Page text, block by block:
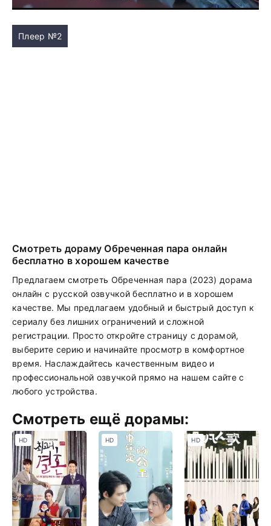
Плеер №2
Смотреть дораму Обреченная пара онлайн
бесплатно в хорошем качестве
Предлагаем смотреть Обреченная пара (2023) дорама
онлайн с русской озвучкой бесплатно и в хорошем
качестве. Мы предлагаем удобный и быстрый доступ к
сериалу без лишних ограничений и сложной
регистрации. Просто откройте страницу с дорамой,
выберите серию и начинайте просмотр в комфортное
время. Наслаждайтесь качественным видео и
профессиональной озвучкой прямо на нашем сайте с
любого устройства.
Смотреть ещё дорамы:
HD HD HD